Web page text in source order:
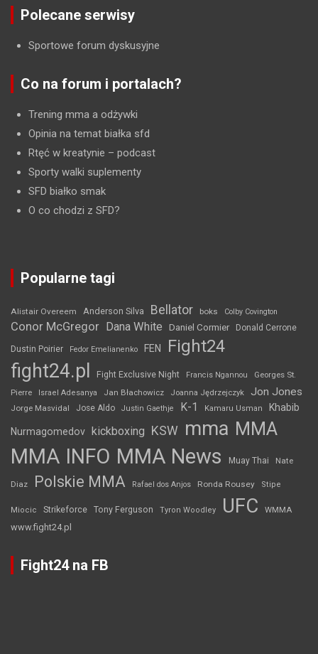
Polecane serwisy
Sportowe forum dyskusyjne
Co na forum i portalach?
Trening mma a odżywki
Opinia na temat białka sfd
Rtęć w kreatynie – podcast
Sporty walki suplementy
SFD białko smak
O co chodzi z SFD?
Popularne tagi
Alistair Overeem Anderson Silva Bellator boks Colby Covington
Conor McGregor Dana White Daniel Cormier Donald Cerrone
Dustin Poirier Fedor Emelianenko FEN Fight24
fight24.pl Fight Exclusive Night Francis Ngannou
Georges St.
Pierre
Israel Adesanya Jan Błachowicz Joanna Jędrzejczyk Jon Jones
Jorge Masvidal Jose Aldo Justin Gaethje K-1 Kamaru Usman Khabib
Nurmagomedov kickboxing KSW mma MMA
MMA INFO MMA News Muay Thai Nate
Diaz Polskie MMA Rafael dos Anjos Ronda Rousey Stipe
Miocic Strikeforce Tony Ferguson Tyron Woodley UFC WMMA
www.fight24.pl
Fight24 na FB